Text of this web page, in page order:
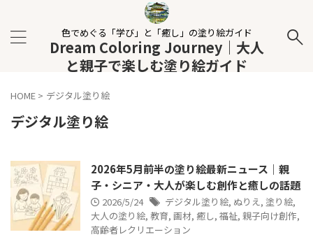
色でめぐる「学び」と「癒し」の塗り絵ガイド
Dream Coloring Journey｜大人
と親子で楽しむ塗り絵ガイド
HOME > デジタル塗り絵
デジタル塗り絵
2026年5月前半の塗り絵最新ニュース｜親
子・シニア・大人が楽しむ創作と癒しの話題
2026/5/24 デジタル塗り絵, ぬりえ, 塗り絵,
大人の塗り絵, 教育, 画材, 癒し, 福祉, 親子向け創作,
高齢者レクリエーション